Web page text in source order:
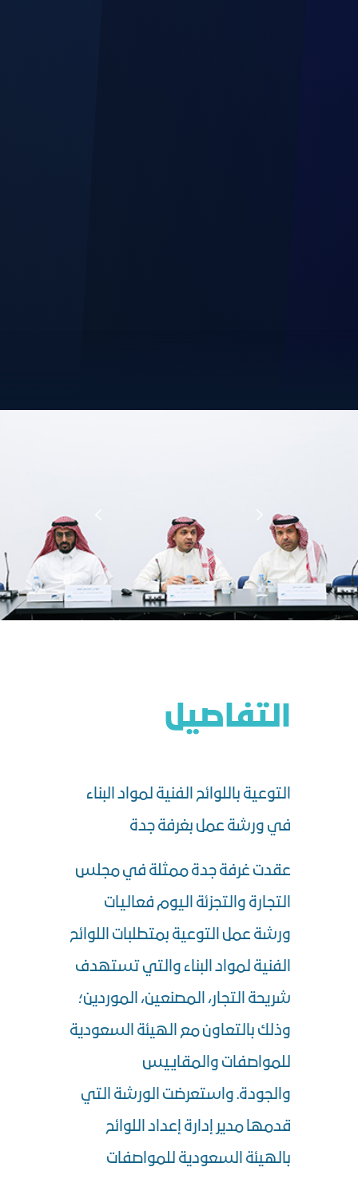
التفاصيل
التوعية باللوائح الفنية لمواد البناء
في ورشة عمل بغرفة جدة
عقدت غرفة جدة ممثلة في مجلس
التجارة والتجزئة اليوم فعاليات
ورشة عمل التوعية بمتطلبات اللوائح
الفنية لمواد البناء والتي تستهدف
شريحة التجار، المصنعين، الموردين؛
وذلك بالتعاون مع الهيئة السعودية
للمواصفات والمقاييس
والجودة. واستعرضت الورشة التي
قدمها مدير إدارة إعداد اللوائح
بالهيئة السعودية للمواصفات